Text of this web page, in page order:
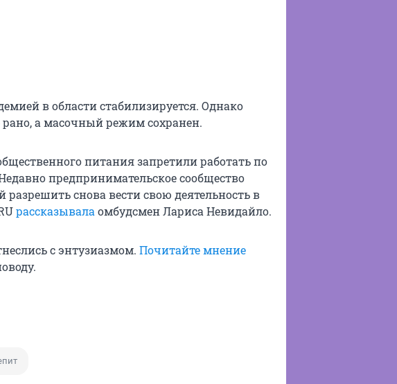
в области стабилизируется. Однако
рано, а масочный режим сохранен.
питания запретили работать по
предпринимательское сообщество
разрешить снова вести свою деятельность в
рассказывала омбудсмен Лариса Невидайло.
с энтузиазмом. Почитайте мнение